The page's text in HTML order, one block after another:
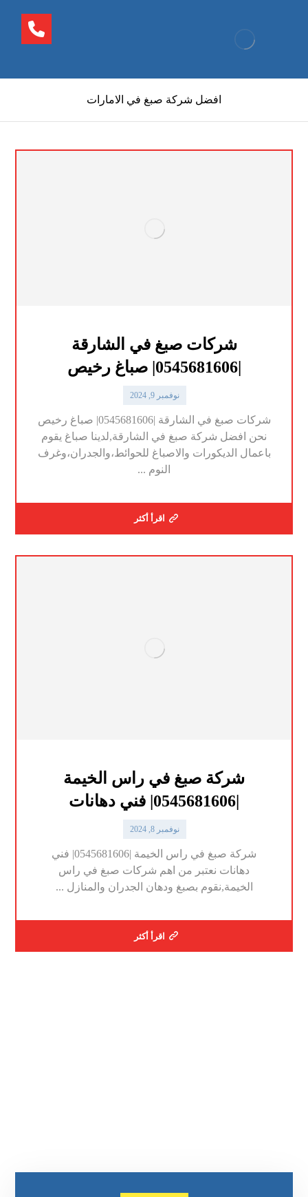
افضل شركة صبغ في الامارات
شركات صبغ في الشارقة
|0545681606| صباغ رخيص
نوفمبر 9, 2024
شركات صبغ في الشارقة |0545681606| صباغ رخيص
نحن افضل شركة صبغ في الشارقة,لدينا صباغ يقوم
باعمال الديكورات والاصباغ للحوائط،والجدران،وغرف
النوم ...
اقرأ أكثر
شركة صبغ في راس الخيمة
|0545681606| فني دهانات
نوفمبر 8, 2024
شركة صبغ في راس الخيمة |0545681606| فني
دهانات نعتبر من اهم شركات صبغ في راس
الخيمة,نقوم بصبغ ودهان الجدران والمنازل ...
اقرأ أكثر